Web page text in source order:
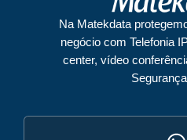
Na Matekdata
negócio com Telefonia
center, vídeo